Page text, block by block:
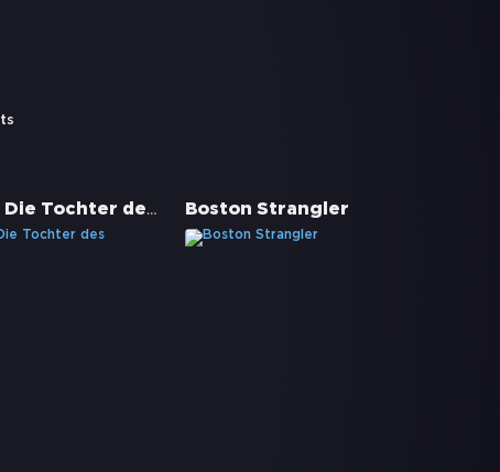
Wehrlos - Die Tochter des Generals Boston Strangler